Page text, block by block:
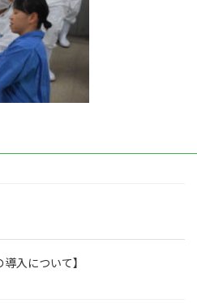
入について】